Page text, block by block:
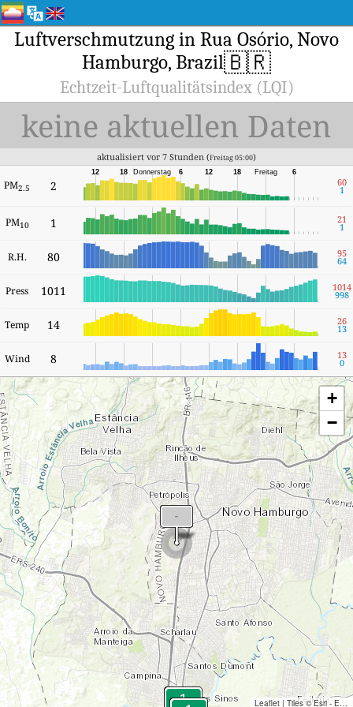
Luftverschmutzung in Rua Osório, Novo
Hamburgo, Brazil🇧🇷
Echtzeit-Luftqualitätsindex (LQI)
keine aktuellen Daten
aktualisiert vor 7 Stunden (Freitag 05:00)
PM2.5 2
6
Freitag
18
12
6
Donnerstag
18
12
60
1
PM10 1 21
1
R.H. 80 95
64
Press 1011 1014
998
Temp 14 26
13
Wind 8 13
0
+
−
Leaflet | Tiles © Esri - Esri, DeLorme, NAVTEQ, TomTom, Intermap, iPC, USGS, FAO, NPS, NRCAN, GeoBase, Kadaster NL, Ordnance Survey, Esri Japan, METI, Esri China (Hong Kong), and the GIS User Community